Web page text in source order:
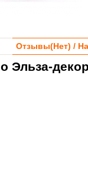
Отзывы(Нет) /
Эльза-